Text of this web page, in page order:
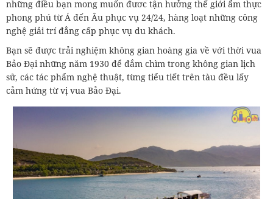
những điều bạn mong muốn đươc tận hưởng thế giới ẩm thực
phong phú từ Á đến Âu phục vụ 24/24, hàng loạt những công
nghệ giải trí đẳng cấp phục vụ du khách.
Bạn sẽ được trải nghiệm không gian hoàng gia về với thời vua
Bảo Đại những năm 1930 để đắm chìm trong không gian lịch
sử, các tác phẩm nghệ thuật, từng tiểu tiết trên tàu đều lấy
cảm hứng từ vị vua Bảo Đại.